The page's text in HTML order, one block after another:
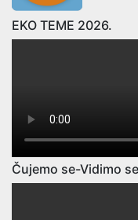
EKO TEME 2026.
Čujemo se-Vidimo se